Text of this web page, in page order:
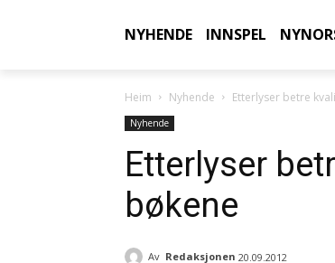
NYHENDE INNSPEL
Heim Nyhende Etterlyser betre
Nyhende
Etterlyser
bøkene
Av Redaksjonen 20.09.2012